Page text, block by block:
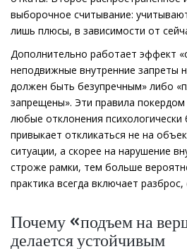
выборочное считывание:
лишь плюсы, в зависимости от
Дополнительно работает эффект
неподвижные внутренние запреты
должен быть безупречным» либо
запрещены». Эти правила
любые отклонения
привыкает откликаться не на
ситуации, а скорее на нарушение
строже рамки, тем больше
практика всегда включает
Почему «подъем на
делается устойчивым